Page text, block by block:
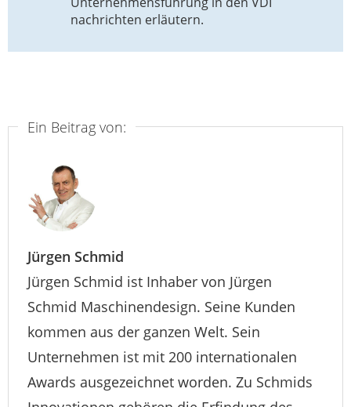
nachrichten erläutern.
Ein Beitrag von:
Jürgen Schmid
Jürgen Schmid ist Inhaber von Jürgen
Schmid Maschinendesign. Seine Kunden
kommen aus der ganzen Welt. Sein
Unternehmen ist mit 200 internationalen
Awards ausgezeichnet worden. Zu Schmids